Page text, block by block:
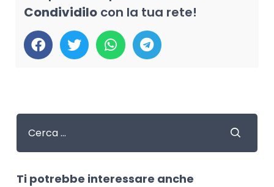
Condividilocon la tua rete!
Ti potrebbe interessare anche